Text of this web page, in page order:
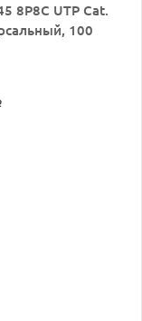
8P8C UTP Cat.
100